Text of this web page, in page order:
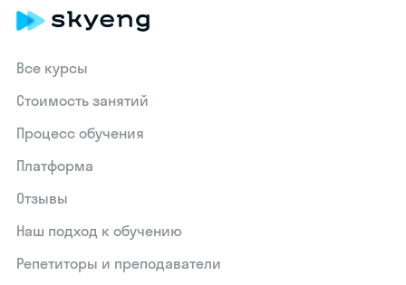
Все курсы
Стоимость занятий
Процесс обучения
Платформа
Отзывы
Наш подход к обучению
Репетиторы и преподаватели